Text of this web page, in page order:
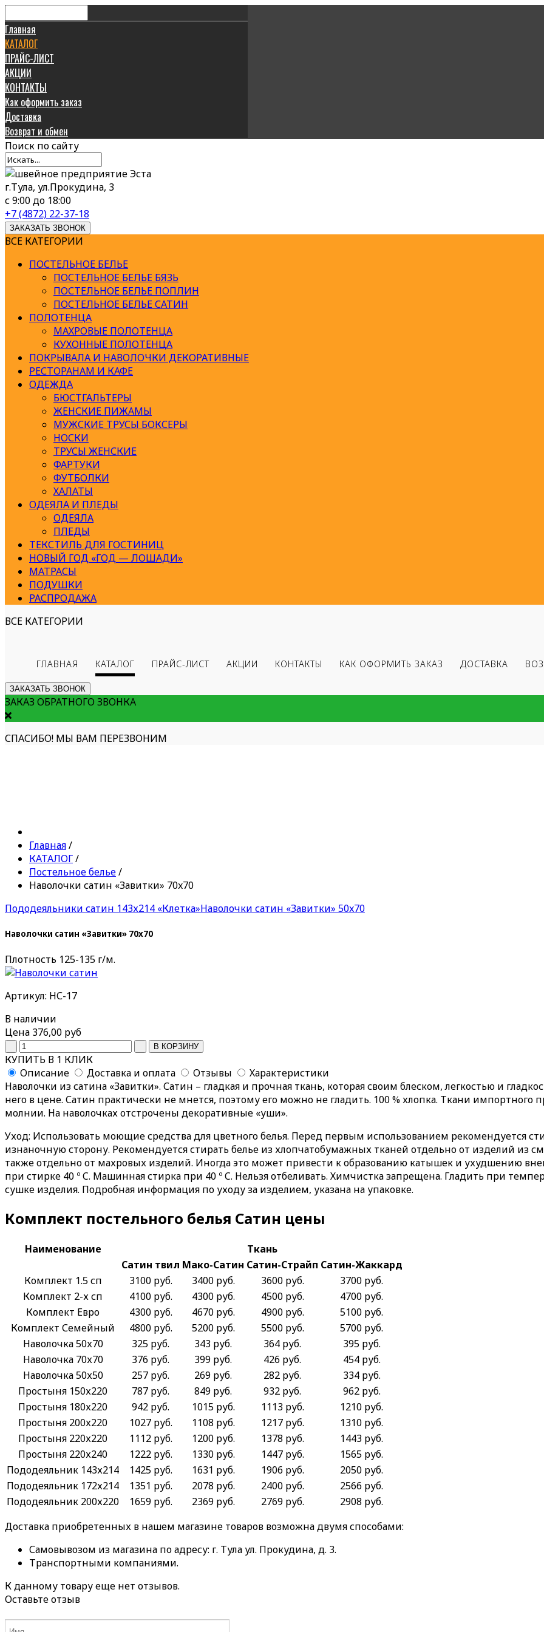
Главная
КАТАЛОГ
ПРАЙС-ЛИСТ
АКЦИИ
КОНТАКТЫ
Как оформить заказ
Доставка
Возврат и обмен
Поиск по сайту
г.Тула, ул.Прокудина, 3
с 9:00 до 18:00
+7 (4872) 22-37-18
ЗАКАЗАТЬ ЗВОНОК
ВСЕ КАТЕГОРИИ
ПОСТЕЛЬНОЕ БЕЛЬЕ
ПОСТЕЛЬНОЕ БЕЛЬЕ БЯЗЬ
ПОСТЕЛЬНОЕ БЕЛЬЕ ПОПЛИН
ПОСТЕЛЬНОЕ БЕЛЬЕ САТИН
ПОЛОТЕНЦА
МАХРОВЫЕ ПОЛОТЕНЦА
КУХОННЫЕ ПОЛОТЕНЦА
ПОКРЫВАЛА И НАВОЛОЧКИ ДЕКОРАТИВНЫЕ
РЕСТОРАНАМ И КАФЕ
ОДЕЖДА
БЮСТГАЛЬТЕРЫ
ЖЕНСКИЕ ПИЖАМЫ
МУЖСКИЕ ТРУСЫ БОКСЕРЫ
НОСКИ
ТРУСЫ ЖЕНСКИЕ
ФАРТУКИ
ФУТБОЛКИ
ХАЛАТЫ
ОДЕЯЛА И ПЛЕДЫ
ОДЕЯЛА
ПЛЕДЫ
ТЕКСТИЛЬ ДЛЯ ГОСТИНИЦ
НОВЫЙ ГОД «ГОД — ЛОШАДИ»
МАТРАСЫ
ПОДУШКИ
РАСПРОДАЖА
ВСЕ КАТЕГОРИИ
ГЛАВНАЯ КАТАЛОГ ПРАЙС-ЛИСТ АКЦИИ КОНТАКТЫ КАК ОФОРМИТЬ ЗАКАЗ ДОСТАВКА
ЗАКАЗАТЬ ЗВОНОК
ЗАКАЗ ОБРАТНОГО ЗВОНКА
СПАСИБО! МЫ ВАМ ПЕРЕЗВОНИМ
Главная/
КАТАЛОГ/
Постельное белье/
Наволочки сатин «Завитки» 70x70
Пододеяльники сатин 143х214 «Клетка»Наволочки сатин «Завитки» 50x70
Наволочки сатин «Завитки» 70x70
Плотность 125-135 г/м.
Артикул: НС-17
В наличии
Цена 376,00 руб
КУПИТЬ В 1 КЛИК
Описание
Доставка и оплата Отзывы
Характеристики
Наволочки из сатина «Завитки». Сатин – гладкая и прочная ткань, которая своим блеском, легкостью и
него в цене. Сатин практически не мнется, поэтому его можно не гладить. 100 % хлопка. Ткани импортного
молнии. На наволочках отстрочены декоративные «уши».
Уход: Использовать моющие средства для цветного белья. Перед первым использованием рекомендуется
изнаночную сторону. Рекомендуется стирать белье из хлопчатобумажных тканей отдельно от изделий из
также отдельно от махровых изделий. Иногда это может привести к образованию катышек и ухудшению
при стирке 40 º C. Машинная стирка при 40 º C. Нельзя отбеливать. Химчистка запрещена. Гладить при
сушке изделия. Подробная информация по уходу за изделием, указана на упаковке.
Комплект постельного белья Сатин цены
Наименование
Ткань
Сатин твил Мако-Сатин Сатин-Страйп Сатин-Жаккард
Комплект 1.5 сп
3100 руб. 3400 руб. 3600 руб.
3700 руб.
Комплект 2-х сп
4100 руб. 4300 руб. 4500 руб.
4700 руб.
Комплект Евро
4300 руб. 4670 руб. 4900 руб.
5100 руб.
Комплект Семейный
4800 руб. 5200 руб. 5500 руб.
5700 руб.
Наволочка 50х70
325 руб. 343 руб. 364 руб.
395 руб.
Наволочка 70х70
376 руб. 399 руб. 426 руб.
454 руб.
Наволочка 50х50
257 руб. 269 руб. 282 руб.
334 руб.
Простыня 150х220
787 руб. 849 руб. 932 руб.
962 руб.
Простыня 180х220
942 руб. 1015 руб. 1113 руб.
1210 руб.
Простыня 200х220
1027 руб. 1108 руб. 1217 руб.
1310 руб.
Простыня 220х220
1112 руб. 1200 руб. 1378 руб.
1443 руб.
Простыня 220х240
1222 руб. 1330 руб. 1447 руб.
1565 руб.
Пододеяльник 143х214
1425 руб. 1631 руб. 1906 руб.
2050 руб.
Пододеяльник 172х214
1351 руб. 2078 руб. 2400 руб.
2566 руб.
Пододеяльник 200х220
1659 руб. 2369 руб. 2769 руб.
2908 руб.
Доставка приобретенных в нашем магазине товаров возможна двумя способами:
Самовывозом из магазина по адресу: г. Тула ул. Прокудина, д. 3.
Транспортными компаниями.
К данному товару еще нет отзывов.
Оставьте отзыв